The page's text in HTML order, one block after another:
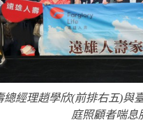
總經理趙學欣(前排右五)與
庭照顧者喘息